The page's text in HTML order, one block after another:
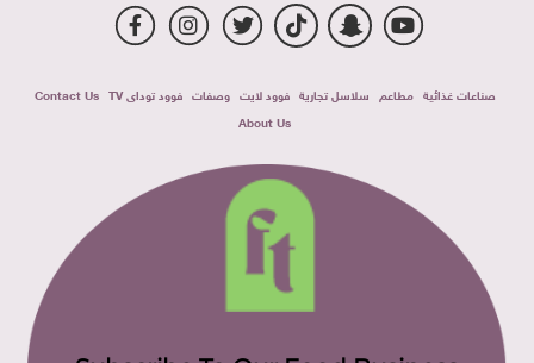
صناعات غذائية مطاعم سلاسل تجارية فوود لايت وصفات فوود توداى TV
Contact Us
About Us